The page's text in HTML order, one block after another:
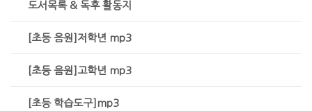
도서목록 & 독후 활동지
[초등 음원]저학년 mp3
[초등 음원]고학년 mp3
[초등 학습도구]mp3